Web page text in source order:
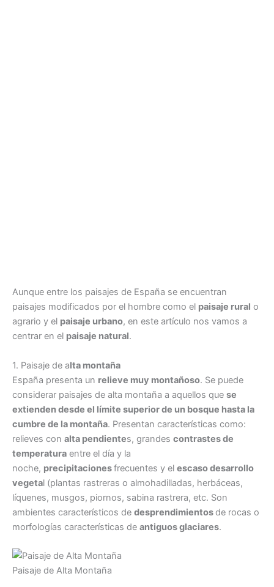
Aunque entre los paisajes de España se encuentran
paisajes modificados por el hombre como el paisaje rural o
agrario y el paisaje urbano, en este artículo nos vamos a
centrar en el paisaje natural.
1. Paisaje de alta montaña
España presenta un relieve muy montañoso. Se puede
considerar paisajes de alta montaña a aquellos que se
extienden desde el límite superior de un bosque hasta la
cumbre de la montaña. Presentan características como:
relieves con alta pendientes, grandes contrastes de
temperatura entre el día y la
noche, precipitacionesfrecuentes y el escaso desarrollo
vegetal (plantas rastreras o almohadilladas, herbáceas,
líquenes, musgos, piornos, sabina rastrera, etc. Son
ambientes característicos de desprendimientosde rocas o
morfologías características de antiguos glaciares.
Paisaje de Alta Montaña